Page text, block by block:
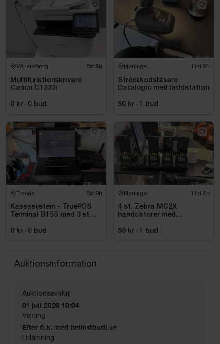
Vänersborg 5d 8h
Multifunktionskrivare
Canon C1333i
0 kr · 0 bud
Haninge 11d 9h
Streckkodsläsare
Datalogic med laddstation
50 kr · 1 bud
Tranås 5d 9h
Kassasystem - TruePOS
Terminal B15S med 3 st
kvittoskrivare
0 kr · 0 bud
Haninge 11d 8h
4 st. Zebra MC2X
handdatorer med
50 kr · 1 bud
Auktionsinformation
Auktionsavslut
01 juli 2026 10:04
Visning
Efter ö.k. med hello@budi.se
Utlämning